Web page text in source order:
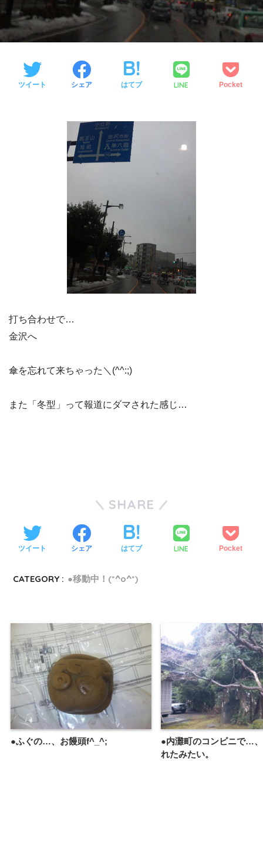
ツイート シェア はてブ LINE Pocket
打ち合わせで…
金沢へ
傘を忘れて来ちゃった＼(^^:;)
また「冬型」って報道にダマされた感じ…
SHARE
ツイート シェア はてブ LINE Pocket
CATEGORY : ●移動中！(*^o^*)
●ふぐの…、お饅頭f^_^;
●内灘町のコンビニで…
れたみたい。